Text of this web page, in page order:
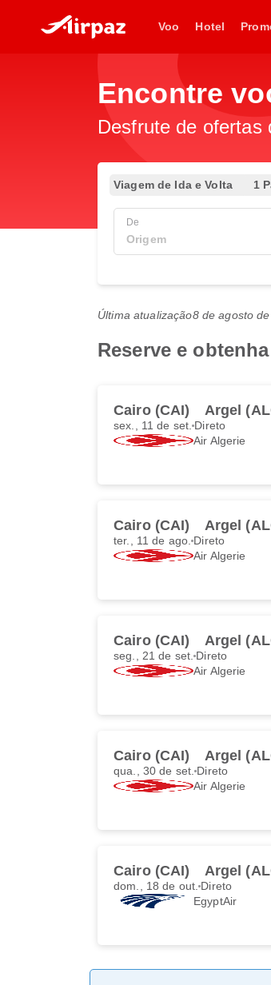
Voo Hotel
Encontre
Desfrute de ofertas
Viagem de Ida e Volta 1
De
Última atualização8 de agosto
Reserve e
Cairo (CAI) Argel
sex., 11 de set. Direto
Air Algerie
Cairo (CAI) Argel
ter., 11 de ago. Direto
Air Algerie
Cairo (CAI) Argel
seg., 21 de set. Direto
Air Algerie
Cairo (CAI) Argel
qua., 30 de set. Direto
Air Algerie
Cairo (CAI) Argel
dom., 18 de out. Direto
EgyptAir